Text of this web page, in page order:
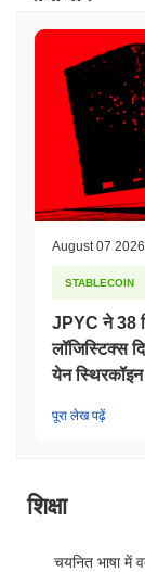
August 07 2026
STABLECOIN
JPYC ने 38
लॉजिस्टिक्स
येन स्थिरकॉइन
पूरा लेख पढ़ें
शिक्षा
चयनित भाषा में